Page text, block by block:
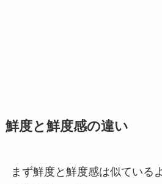
鮮度と鮮度感の違い
まず鮮度と鮮度感は似ている